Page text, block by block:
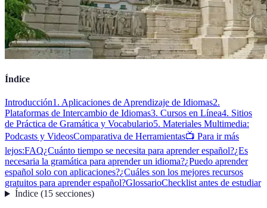
Índice
Introducción1. Aplicaciones de Aprendizaje de Idiomas2.
Plataformas de Intercambio de Idiomas3. Cursos en Línea4. Sitios
de Práctica de Gramática y Vocabulario5. Materiales Multimedia:
Podcasts y VideosComparativa de Herramientas📺 Para ir más
lejos:FAQ¿Cuánto tiempo se necesita para aprender español?¿Es
necesaria la gramática para aprender un idioma?¿Puedo aprender
español solo con aplicaciones?¿Cuáles son los mejores recursos
gratuitos para aprender español?GlossarioChecklist antes de estudiar
Índice(15 secciones)